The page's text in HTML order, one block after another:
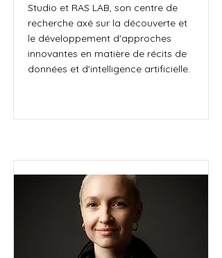
Studio et RAS LAB, son centre de
recherche axé sur la découverte et
le développement d'approches
innovantes en matière de récits de
données et d'intelligence artificielle.